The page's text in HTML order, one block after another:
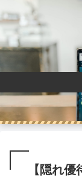
【隠れ